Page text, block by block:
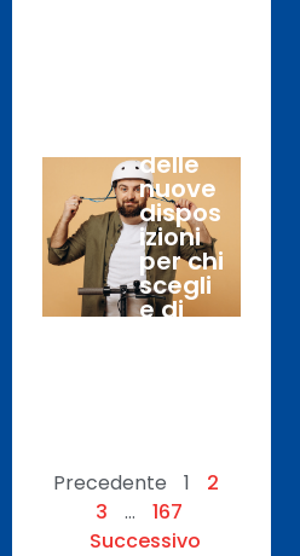
delle
nuove
dispos
izioni
per chi
scegli
e di
Precedente 1
2
3
…
167
Successivo